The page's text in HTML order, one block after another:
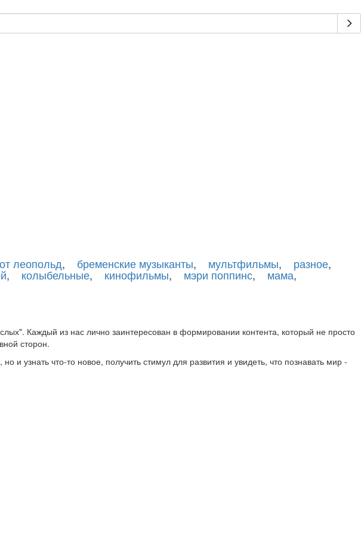
леопольд, бременские музыканты, мультфильмы, разное,
, колыбельные, кинофильмы, мэри поппинс, мама,
Каждый из нас лично заинтересован в формировании контента, который не просто
сторон.
и узнать что-то новое, получить стимул для развития и увидеть, что познавать мир -